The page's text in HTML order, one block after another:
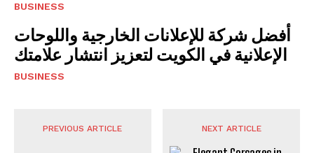
BUSINESS
أفضل شركة للإعلانات الخارجية واللوحات
الإعلانية في الكويت لتعزيز انتشار علامتك
BUSINESS
PREVIOUS ARTICLE NEXT ARTICLE